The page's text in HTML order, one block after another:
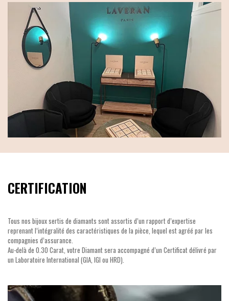
CERTIFICATION
Tous nos bijoux sertis de diamants sont assortis d’un rapport d’expertise
reprenant l’intégralité des caractéristiques de la pièce, lequel est agréé par les
compagnies d’assurance.
Au-delà de 0.30 Carat, votre Diamant sera accompagné d’un Certificat délivré par
un Laboratoire International (GIA, IGI ou HRD).